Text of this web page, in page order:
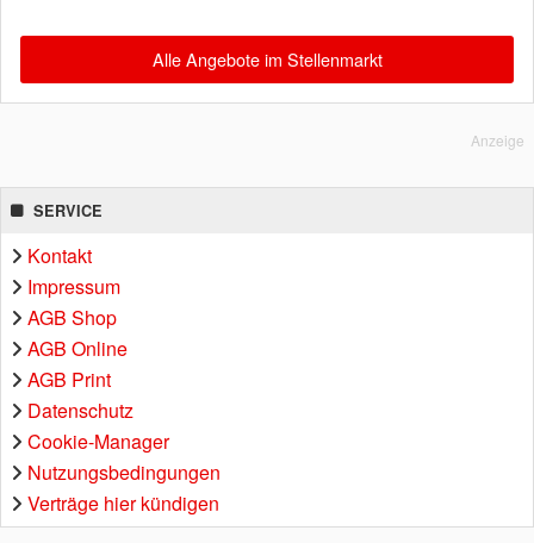
Alle Angebote im Stellenmarkt
Anzeige
SERVICE
Kontakt
Impressum
AGB Shop
AGB Online
AGB Print
Datenschutz
Cookie-Manager
Nutzungsbedingungen
Verträge hier kündigen